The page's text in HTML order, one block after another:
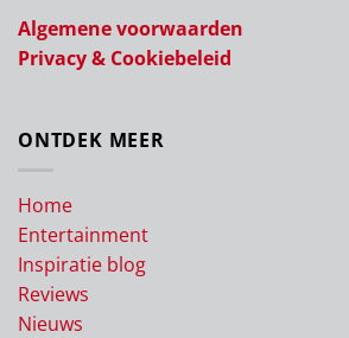
Algemene voorwaarden
Privacy & Cookiebeleid
ONTDEK MEER
Home
Entertainment
Inspiratie blog
Reviews
Nieuws